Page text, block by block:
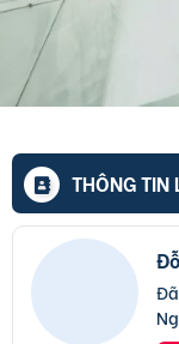
THÔNG TIN